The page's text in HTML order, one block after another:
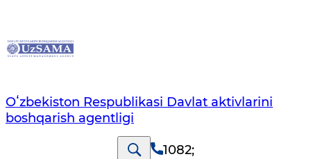
Oʻzbekiston Respublikasi Davlat aktivlarini
boshqarish agentligi
1082;